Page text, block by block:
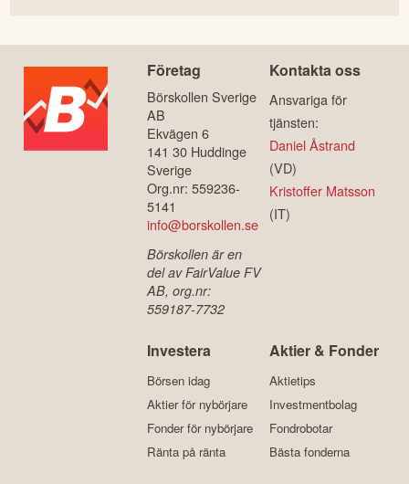
Företag
Börskollen Sverige
AB
Ekvägen 6
141 30 Huddinge
Sverige
Org.nr: 559236-
5141
info@borskollen.se
Börskollen är en
del av FairValue FV
AB, org.nr:
559187-7732
Kontakta oss
Ansvariga för
tjänsten:
Daniel Åstrand
(VD)
Kristoffer Matsson
(IT)
Investera
Börsen idag
Aktier för nybörjare
Fonder för nybörjare
Ränta på ränta
Aktier & Fonder
Aktietips
Investmentbolag
Fondrobotar
Bästa fonderna